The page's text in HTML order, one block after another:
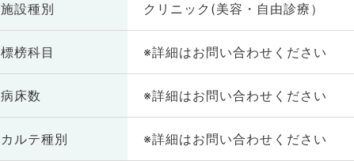
施設種別 クリニック(美容・自由診療）
標榜科目 ※詳細はお問い合わせください
病床数 ※詳細はお問い合わせください
カルテ種別 ※詳細はお問い合わせください